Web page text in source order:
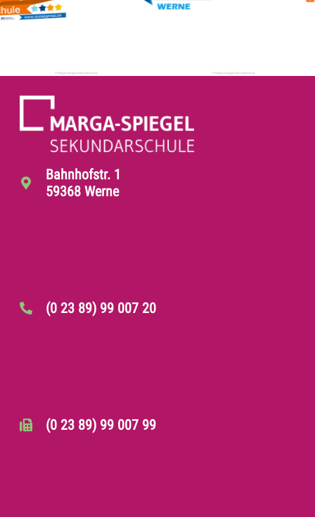
Bahnhofstr. 1
59368 Werne
(0 23 89) 99 007 20
(0 23 89) 99 007 99